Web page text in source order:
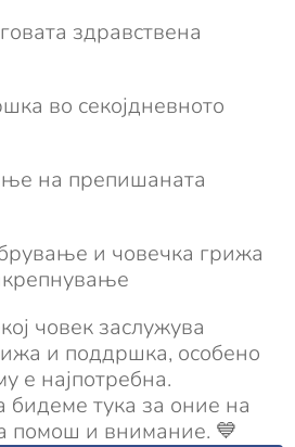
здравствена
во секојдневното
на препишаната
и човечка грижа
човек заслужува
и поддршка, особено
е најпотребна.
тука за оние на
помош и внимание. 💙